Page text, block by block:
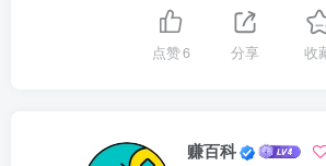
点赞6 分享 收
赚百科